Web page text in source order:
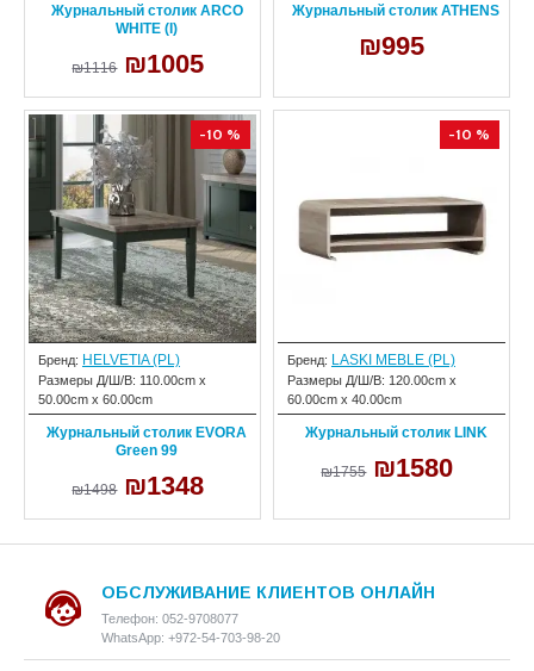
Журнальный столик ARCO
WHITE (I)
₪1116 ₪1005
Журнальный столик ATHENS
₪995
-10 %
Бренд: HELVETIA (PL)
Размеры Д/Ш/В: 110.00cm x
50.00cm x 60.00cm
Журнальный столик EVORA
Green 99
₪1498 ₪1348
-10 %
Бренд: LASKI MEBLE (PL)
Размеры Д/Ш/В: 120.00cm x
60.00cm x 40.00cm
Журнальный столик LINK
₪1755 ₪1580
ОБСЛУЖИВАНИЕ КЛИЕНТОВ ОНЛАЙН
Телефон: 052-9708077
WhatsApp: +972-54-703-98-20